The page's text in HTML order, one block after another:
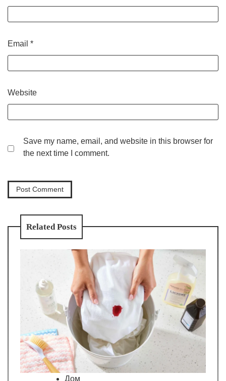
Email *
Website
Save my name, email, and website in this browser for
the next time I comment.
Related Posts
Дом